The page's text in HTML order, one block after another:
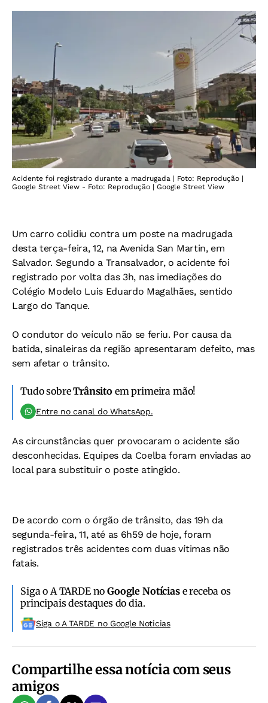
Acidente foi registrado durante a madrugada | Foto: Reprodução |
Google Street View - Foto: Reprodução | Google Street View
Um carro colidiu contra um poste na madrugada
desta terça-feira, 12, na Avenida San Martin, em
Salvador. Segundo a Transalvador, o acidente foi
registrado por volta das 3h, nas imediações do
Colégio Modelo Luis Eduardo Magalhães, sentido
Largo do Tanque.
O condutor do veículo não se feriu. Por causa da
batida, sinaleiras da região apresentaram defeito, mas
sem afetar o trânsito.
Tudo sobreTrânsito em primeira mão!
Entre no canal do WhatsApp.
As circunstâncias quer provocaram o acidente são
desconhecidas. Equipes da Coelba foram enviadas ao
local para substituir o poste atingido.
De acordo com o órgão de trânsito, das 19h da
segunda-feira, 11, até as 6h59 de hoje, foram
registrados três acidentes com duas vítimas não
fatais.
Siga o A TARDE noGoogle Notíciase receba os
principais destaques do dia.
Siga o A TARDE no Google Noticias
Compartilhe essa notícia com seus
amigos